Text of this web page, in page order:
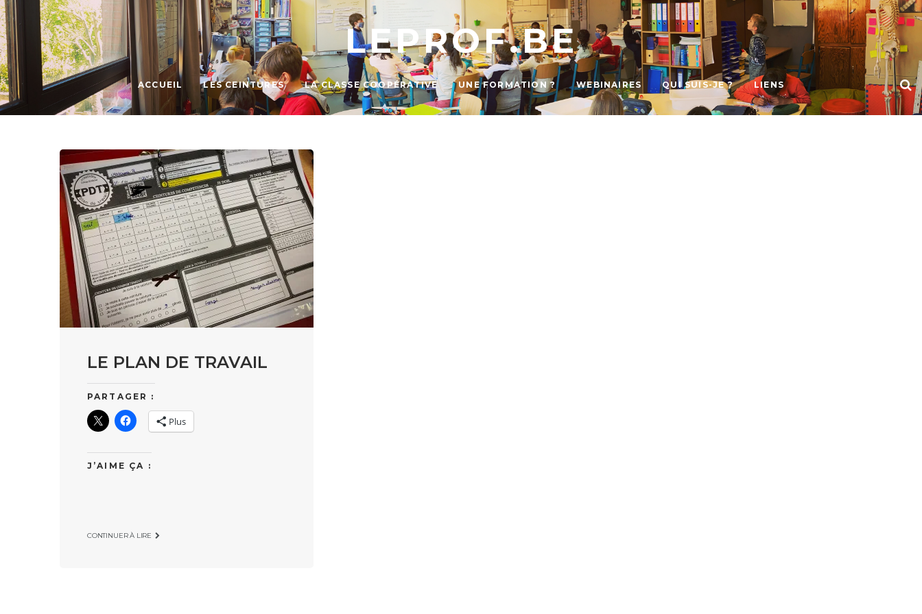
LEPROF.BE
ACCUEIL LES CEINTURES LA CLASSE COOPÉRATIVE UNE FORMATION ? WEBINAIRES QUI SUIS-JE ? LIENS
LE PLAN DE TRAVAIL
PARTAGER :
Plus
J’AIME ÇA :
CONTINUER À LIRE